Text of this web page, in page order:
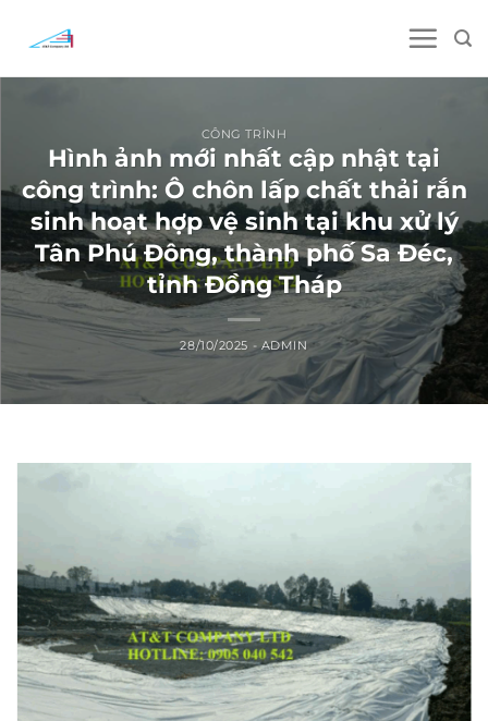
CÔNG TRÌNH
Hình ảnh mới nhất cập nhật tại
công trình: Ô chôn lấp chất thải rắn
sinh hoạt hợp vệ sinh tại khu xử lý
Tân Phú Đông, thành phố Sa Đéc,
tỉnh Đồng Tháp
28/10/2025 -ADMIN